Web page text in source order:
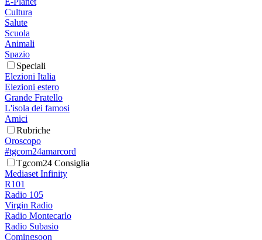
Cultura
Salute
Scuola
Animali
Spazio
Speciali
Elezioni Italia
Elezioni estero
Grande Fratello
L'isola dei famosi
Amici
Rubriche
Oroscopo
#tgcom24amarcord
Tgcom24 Consiglia
Mediaset Infinity
R101
Radio 105
Virgin Radio
Radio Montecarlo
Radio Subasio
Comingsoon